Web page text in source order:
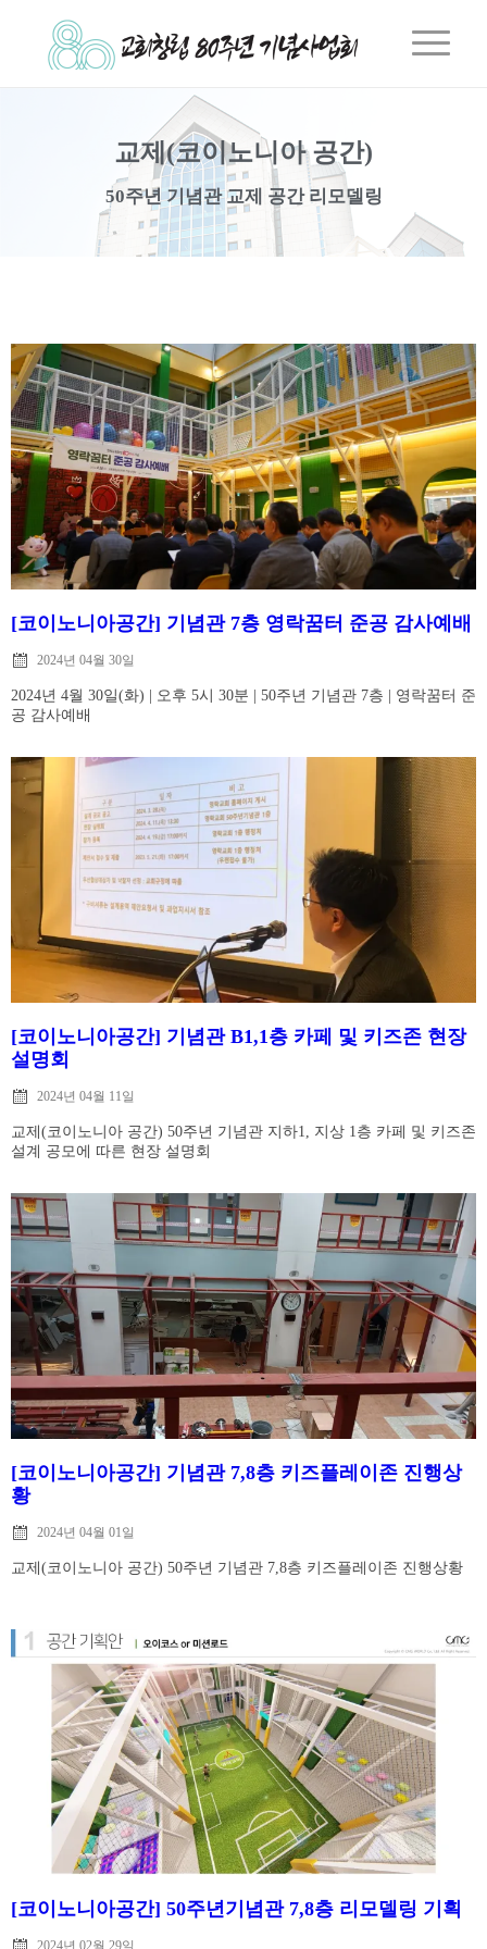
교제(코이노니아 공간)
50주년 기념관 교제 공간 리모델링
[코이노니아공간] 기념관 7층 영락꿈터 준공 감사예배
2024년 04월 30일
2024년 4월 30일(화) | 오후 5시 30분 | 50주년 기념관 7층 | 영락꿈터 준
공 감사예배
[코이노니아공간] 기념관 B1,1층 카페 및 키즈존 현장
설명회
2024년 04월 11일
교제(코이노니아 공간) 50주년 기념관 지하1, 지상 1층 카페 및 키즈존
설계 공모에 따른 현장 설명회
[코이노니아공간] 기념관 7,8층 키즈플레이존 진행상
황
2024년 04월 01일
교제(코이노니아 공간) 50주년 기념관 7,8층 키즈플레이존 진행상황
[코이노니아공간] 50주년기념관 7,8층 리모델링 기획
2024년 02월 29일